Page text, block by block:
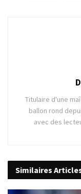
Titulaire d'une
ballon rond
avec des
Similaires